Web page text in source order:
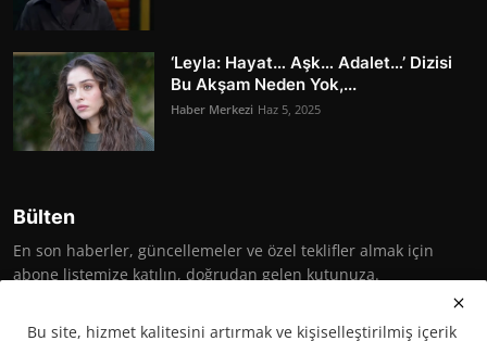
‘Leyla: Hayat… Aşk… Adalet…’ Dizisi
Bu Akşam Neden Yok,...
Haber Merkezi Haz 5, 2025
Bülten
En son haberler, güncellemeler ve özel teklifler almak için
abone listemize katılın, doğrudan gelen kutunuza.
Abone Ol
Bu site, hizmet kalitesini artırmak ve kişiselleştirilmiş içerik